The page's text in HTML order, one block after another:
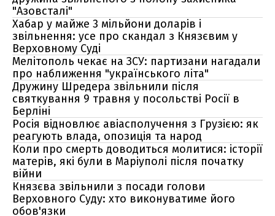
"Азовсталі"
Хабар у майже 3 мільйони доларів і
звільнення: усе про скандал з Князєвим у
Верховному Суді
Мелітополь чекає на ЗСУ: партизани нагадали
про наближення "українського літа"
Дружину Шредера звільнили після
святкування 9 травня у посольстві Росії в
Берліні
Росія відновлює авіасполучення з Грузією: як
реагують влада, опозиція та народ
Коли про смерть доводиться молитися: історії
матерів, які були в Маріуполі після початку
війни
Князєва звільнили з посади голови
Верховного Суду: хто виконуватиме його
обов'язки